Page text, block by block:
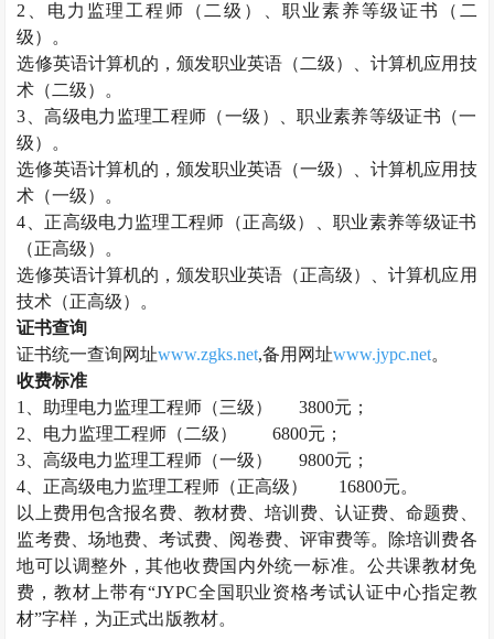
2 、电力监理工程师（二级）、职业素养等级证书（二
级）。
选修英语计算机的，颁发职业英语（二级）、计算机应用技
术（二级）。
3 、高级电力监理工程师（一级）、职业素养等级证书（一
级）。
选修英语计算机的，颁发职业英语（一级）、计算机应用技
术（一级）。
4 、正高级电力监理工程师（正高级）、职业素养等级证书
（正高级）。
选修英语计算机的，颁发职业英语（正高级）、计算机应用
技术（正高级）。
证书查询
证书统一查询网址www.zgks.net,备用网址www.jypc.net。
收费标准
1
、助理电力监理工程师（三级） 3800元；
2 、电力监理工程师（二级） 6800元；
3 、高级电力监理工程师（一级） 9800元；
4 、正高级电力监理工程师（正高级） 16800元。
以上费用包含报名费、教材费、培训费、认证费、命题费、
监考费、场地费、考试费、阅卷费、评审费等。除培训费各
地可以调整外，其他收费国内外统一标准。公共课教材免
费，教材上带有“JYPC全国职业资格考试认证中心指定教
材”字样，为正式出版教材。